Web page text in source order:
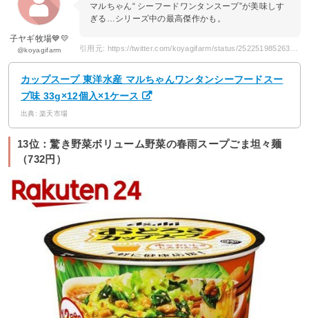
子ヤギ牧場💙💛
@koyagifarm
マルちゃん“ シーフードワンタンスープ”が美味しす
ぎる…シリーズ中の最高傑作かも。
カップスープ 東洋水産 マルちゃんワンタンシーフードスー
プ味 33g×12個入×1ケース
出典: 楽天市場
13位：驚き野菜ボリューム野菜の春雨スープごま坦々麺
（732円）